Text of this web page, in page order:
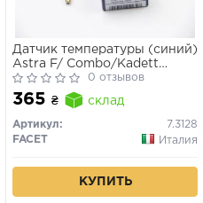
Датчик температуры (синий)
Astra F/ Combo/Kadett
E/BMW (E36, E34) 1.1-3.5 82-
16
0 отзывов
365 ₴ склад
Артикул:
7.3128
FACET
Италия
КУПИТЬ